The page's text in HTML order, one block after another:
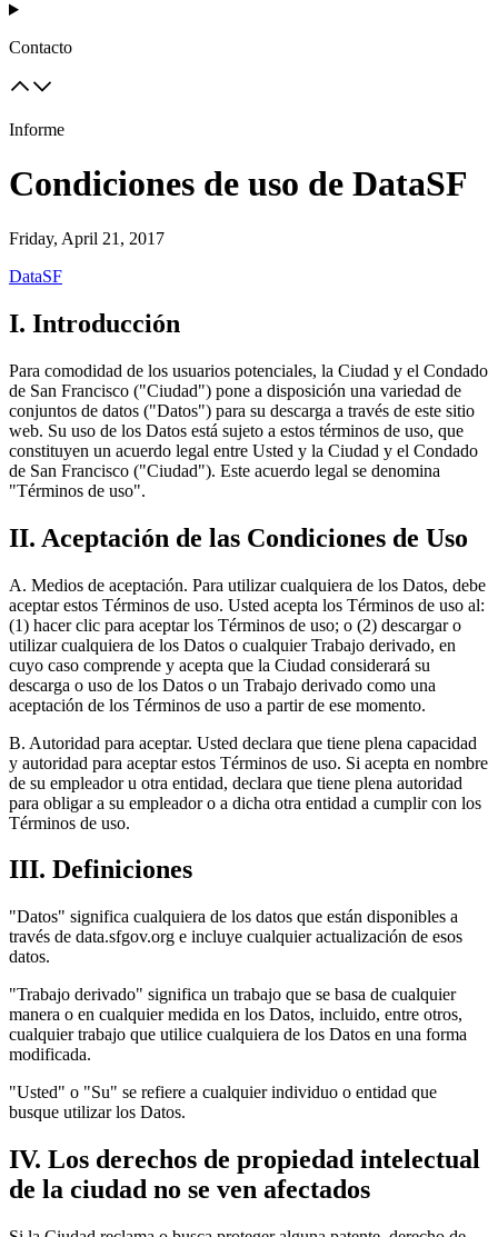
Contacto
Informe
Condiciones de uso de DataSF
Friday, April 21, 2017
DataSF
I. Introducción
Para comodidad de los usuarios potenciales, la Ciudad y el Condado
de San Francisco ("Ciudad") pone a disposición una variedad de
conjuntos de datos ("Datos") para su descarga a través de este sitio
web. Su uso de los Datos está sujeto a estos términos de uso, que
constituyen un acuerdo legal entre Usted y la Ciudad y el Condado
de San Francisco ("Ciudad"). Este acuerdo legal se denomina
"Términos de uso".
II. Aceptación de las Condiciones de Uso
A. Medios de aceptación. Para utilizar cualquiera de los Datos, debe
aceptar estos Términos de uso. Usted acepta los Términos de uso al:
(1) hacer clic para aceptar los Términos de uso; o (2) descargar o
utilizar cualquiera de los Datos o cualquier Trabajo derivado, en
cuyo caso comprende y acepta que la Ciudad considerará su
descarga o uso de los Datos o un Trabajo derivado como una
aceptación de los Términos de uso a partir de ese momento.
B. Autoridad para aceptar. Usted declara que tiene plena capacidad
y autoridad para aceptar estos Términos de uso. Si acepta en nombre
de su empleador u otra entidad, declara que tiene plena autoridad
para obligar a su empleador o a dicha otra entidad a cumplir con los
Términos de uso.
III. Definiciones
"Datos" significa cualquiera de los datos que están disponibles a
través de data.sfgov.org e incluye cualquier actualización de esos
datos.
"Trabajo derivado" significa un trabajo que se basa de cualquier
manera o en cualquier medida en los Datos, incluido, entre otros,
cualquier trabajo que utilice cualquiera de los Datos en una forma
modificada.
"Usted" o "Su" se refiere a cualquier individuo o entidad que
busque utilizar los Datos.
IV. Los derechos de propiedad intelectual
de la ciudad no se ven afectados